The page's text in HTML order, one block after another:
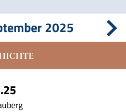
2025